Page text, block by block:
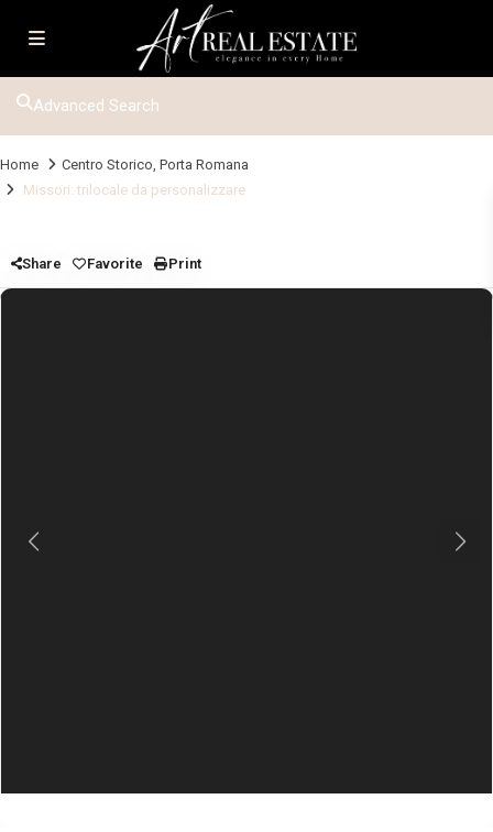
Advanced Search
Home Centro Storico, Porta Romana
Missori: trilocale da personalizzare
Share Favorite Print
Previous Next